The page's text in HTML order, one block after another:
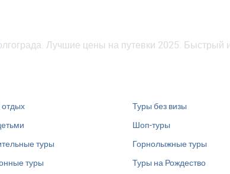
Лучшие цены на путевки 2025. Быстрый
туры
туры
Туры без визы
Шоп-туры
Горнолыжные туры
Туры на Рождество